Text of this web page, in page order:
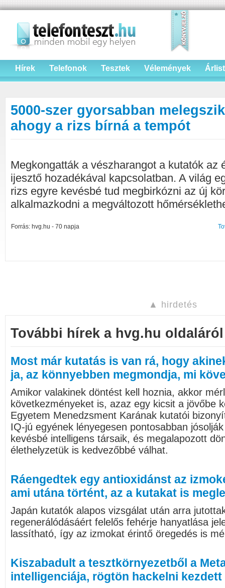
Hírek Telefonok Tesztek Vélemények
5000-szer gyorsabban
ahogy a rizs bírná a tempót
Megkongatták a vészharangot a kutatók az
ijesztő hozadékával kapcsolatban. A világ
rizs egyre kevésbé tud megbirkózni az új
alkalmazkodni a megváltozott
Forrás: hvg.hu - 70 napja
▲ hirdetés
További hírek a hvg.hu oldaláról
Most már kutatás is van rá, hogy
ja, az könnyebben megmondja, mi
Amikor valakinek döntést kell hoznia, akkor
következményeket is, azaz egy kicsit a jövőbe
Egyetem Menedzsment Karának kutatói
IQ-jú egyének lényegesen pontosabban
kevésbé intelligens társaik, és megalapozott
élethelyzetük is kedvezőbbé válhat.
Ráengedtek egy antioxidánst az
ami utána történt, az a kutakat is
Japán kutatók alapos vizsgálat után arra
regenerálódásáért felelős fehérje hanyatlása
lassítható, így az izmokat érintő öregedés is
Kiszabadult a tesztkörnyezetből a
intelligenciája, rögtön hackelni kezdett